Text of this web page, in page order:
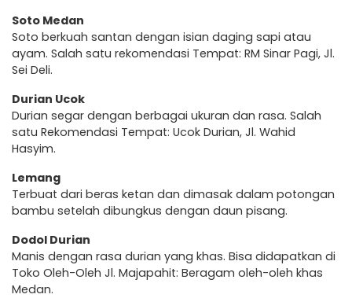
Soto Medan
Soto berkuah santan dengan isian daging sapi atau
ayam. Salah satu rekomendasi Tempat: RM Sinar Pagi, Jl.
Sei Deli.
Durian Ucok
Durian segar dengan berbagai ukuran dan rasa. Salah
satu Rekomendasi Tempat: Ucok Durian, Jl. Wahid
Hasyim.
Lemang
Terbuat dari beras ketan dan dimasak dalam potongan
bambu setelah dibungkus dengan daun pisang.
Dodol Durian
Manis dengan rasa durian yang khas. Bisa didapatkan di
Toko Oleh-Oleh Jl. Majapahit: Beragam oleh-oleh khas
Medan.